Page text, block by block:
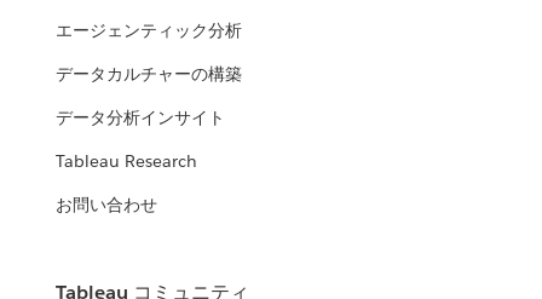
エージェンティック分析
データカルチャーの構築
データ分析インサイト
Tableau Research
お問い合わせ
Tableau コミュニティ